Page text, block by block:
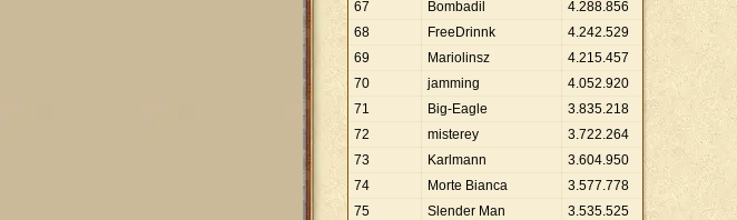
67
Bombadil 4.288.856
68
FreeDrinnk 4.242.529
69
Mariolinsz 4.215.457
70
jamming 4.052.920
71
Big-Eagle 3.835.218
72
misterey 3.722.264
73
Karlmann 3.604.950
74
Morte Bianca 3.577.778
75
Slender Man 3.535.525